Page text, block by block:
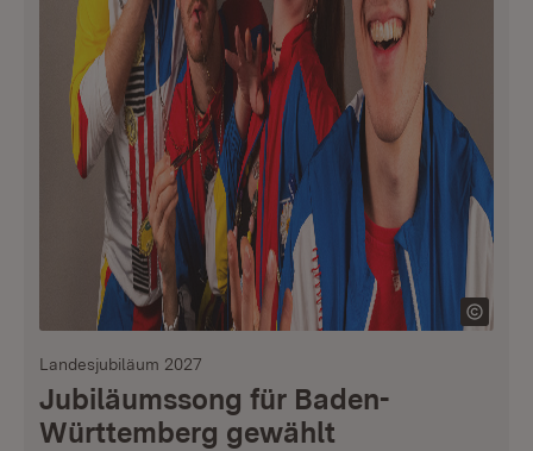
Landesjubiläum 2027
Jubiläumssong für Baden-
Württemberg gewählt